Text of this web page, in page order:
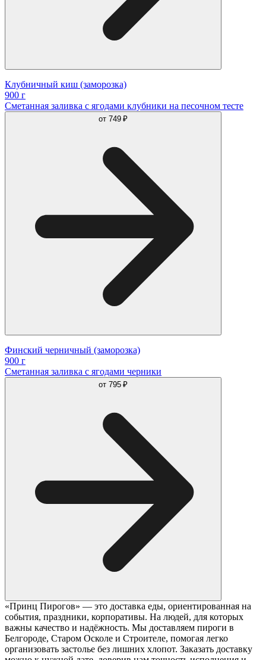
Клубничный киш (заморозка)
900 г
Сметанная заливка с ягодами клубники на песочном тесте
от 749 ₽
Финский черничный (заморозка)
900 г
Сметанная заливка с ягодами черники
от 795 ₽
«Принц Пирогов» — это доставка еды, ориентированная на
события, праздники, корпоративы. На людей, для которых
важны качество и надёжность. Мы доставляем пироги в
Белгороде, Старом Осколе и Строителе, помогая легко
организовать застолье без лишних хлопот. Заказать доставку